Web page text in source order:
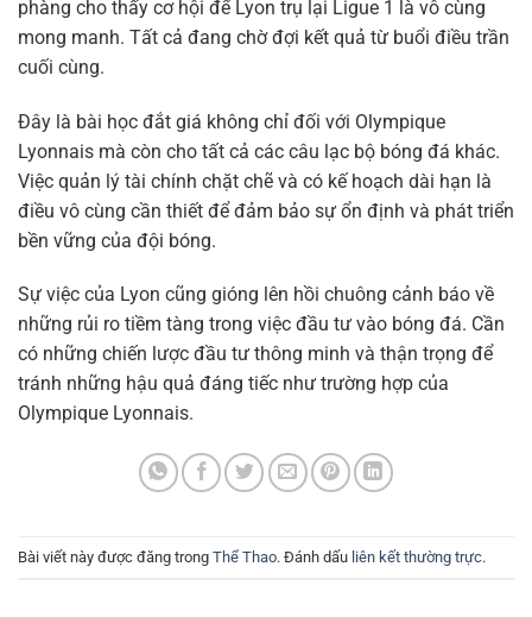
phàng cho thấy cơ hội để Lyon trụ lại Ligue 1 là vô cùng
mong manh. Tất cả đang chờ đợi kết quả từ buổi điều trần
cuối cùng.
Đây là bài học đắt giá không chỉ đối với Olympique
Lyonnais mà còn cho tất cả các câu lạc bộ bóng đá khác.
Việc quản lý tài chính chặt chẽ và có kế hoạch dài hạn là
điều vô cùng cần thiết để đảm bảo sự ổn định và phát triển
bền vững của đội bóng.
Sự việc của Lyon cũng gióng lên hồi chuông cảnh báo về
những rủi ro tiềm tàng trong việc đầu tư vào bóng đá. Cần
có những chiến lược đầu tư thông minh và thận trọng để
tránh những hậu quả đáng tiếc như trường hợp của
Olympique Lyonnais.
Bài viết này được đăng trong Thể Thao. Đánh dấu liên kết thường trực.